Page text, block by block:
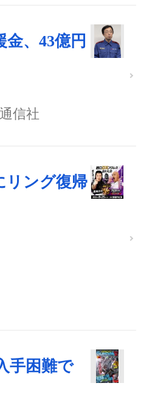
、43億円
信社
リング復帰
手困難で